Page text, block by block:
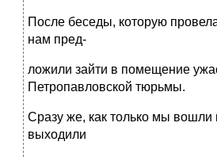
После беседы, которую
нам пред-
ложили зайти в помещение
Петропавловской тюрьмы.
Сразу же, как только мы вошли
выходили